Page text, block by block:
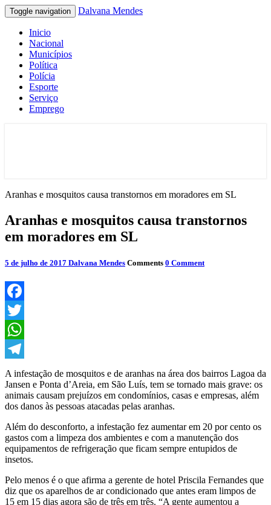
Toggle navigation Dalvana Mendes
Inicio
Nacional
Municípios
Política
Polícia
Esporte
Serviço
Emprego
Aranhas e mosquitos causa transtornos em moradores em SL
Aranhas e mosquitos causa transtornos
em moradores em SL
5 de julho de 2017 Dalvana Mendes Comments 0 Comment
Facebook
Twitter
WhatsApp
Telegram
A infestação de mosquitos e de aranhas na área dos bairros Lagoa da
Jansen e Ponta d’Areia, em São Luís, tem se tornado mais grave: os
animais causam prejuízos em condomínios, casas e empresas, além
dos danos às pessoas atacadas pelas aranhas.
Além do desconforto, a infestação fez aumentar em 20 por cento os
gastos com a limpeza dos ambientes e com a manutenção dos
equipamentos de refrigeração que ficam sempre entupidos de
insetos.
Pelo menos é o que afirma a gerente de hotel Priscila Fernandes que
diz que os aparelhos de ar condicionado que antes eram limpos de
15 em 15 dias agora são de três em três. “A gente aumentou a